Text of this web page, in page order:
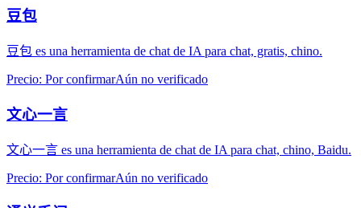
豆包
豆包 es una herramienta de chat de IA para chat, gratis, chino.
Precio: Por confirmarAún no verificado
文心一言
文心一言 es una herramienta de chat de IA para chat, chino, Baidu.
Precio: Por confirmarAún no verificado